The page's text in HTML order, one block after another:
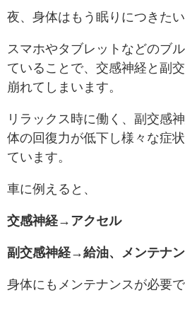
夜、身体はもう眠りにつきたい
スマホやタブレットなどのブ
ていることで、交感神経と副
崩れてしまいます。
リラックス時に働く、副交感
体の回復力が低下し様々な症
ています。
車に例えると、
交感神経→アクセル
副交感神経→給油、メンテナ
身体にもメンテナンスが必要で